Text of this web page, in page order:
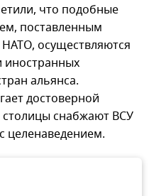
что подобные
поставленным
осуществляются
иностранных
альянса.
достоверной
снабжают ВСУ
целенаведением.